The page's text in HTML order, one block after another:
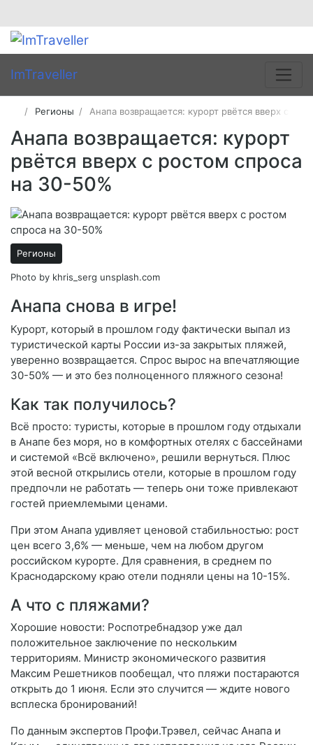
ImTraveller
Регионы Анапа возвращается: курорт рвётся вверх с
Анапа возвращается: курорт
рвётся вверх с ростом спроса
на 30-50%
Регионы
Photo by khris_serg unsplash.com
Анапа снова в игре!
Курорт, который в прошлом году фактически выпал из
туристической карты России из-за закрытых пляжей,
уверенно возвращается. Спрос вырос на впечатляющие
30-50% — и это без полноценного пляжного сезона!
Как так получилось?
Всё просто: туристы, которые в прошлом году отдыхали
в Анапе без моря, но в комфортных отелях с бассейнами
и системой «Всё включено», решили вернуться. Плюс
этой весной открылись отели, которые в прошлом году
предпочли не работать — теперь они тоже привлекают
гостей приемлемыми ценами.
При этом Анапа удивляет ценовой стабильностью: рост
цен всего 3,6% — меньше, чем на любом другом
российском курорте. Для сравнения, в среднем по
Краснодарскому краю отели подняли цены на 10-15%.
А что с пляжами?
Хорошие новости: Роспотребнадзор уже дал
положительное заключение по нескольким
территориям. Министр экономического развития
Максим Решетников пообещал, что пляжи постараются
открыть до 1 июня. Если это случится — ждите нового
всплеска бронирований!
По данным экспертов Профи.Трэвел, сейчас Анапа и